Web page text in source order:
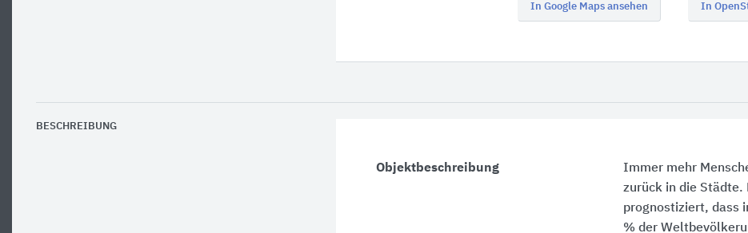
In Google Maps ansehen In
BESCHREIBUNG
Objektbeschreibung
Immer mehr
zurück in die Städte.
prognostiziert, dass
% der